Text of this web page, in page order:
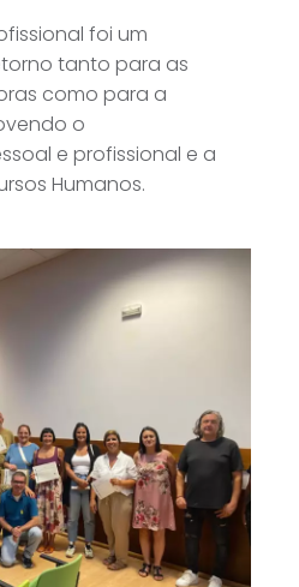
foi um
tanto para as
como para a
o
e profissional e a
Humanos.